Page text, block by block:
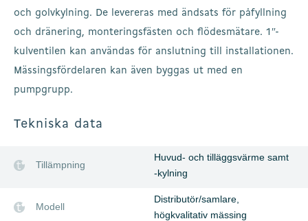
och golvkylning. De levereras med ändsats för påfyllning
och dränering, monteringsfästen och flödesmätare. 1″-
kulventilen kan användas för anslutning till installationen.
Mässingsfördelaren kan även byggas ut med en
pumpgrupp.
Tekniska data
Tillämpning
Huvud- och tilläggsvärme samt
-kylning
Modell
Distributör/samlare,
högkvalitativ mässing